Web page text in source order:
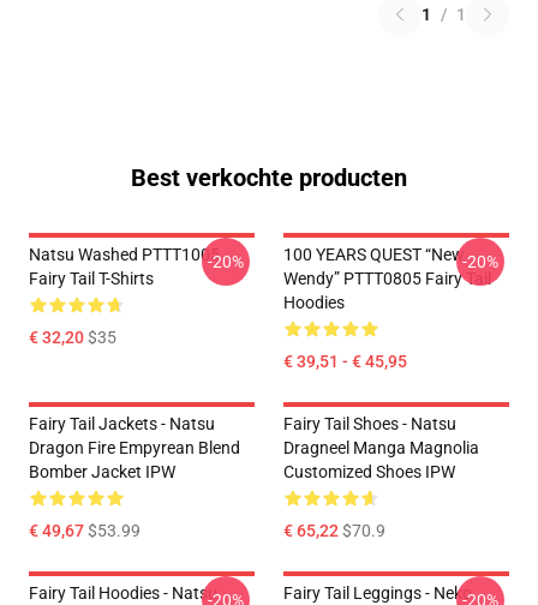
1 / 1
Best verkochte producten
Natsu Washed PTTT1005
Fairy Tail T-Shirts
€ 32,20$35
-20%
100 YEARS QUEST “New
Wendy” PTTT0805 Fairy Tail
Hoodies
€ 39,51 - € 45,95
-20%
Fairy Tail Jackets - Natsu
Dragon Fire Empyrean Blend
Bomber Jacket IPW
€ 49,67$53.99
Fairy Tail Shoes - Natsu
Dragneel Manga Magnolia
Customized Shoes IPW
€ 65,22$70.9
Fairy Tail Hoodies - Natsu-20% Fairy Tail Leggings - Neko-20%